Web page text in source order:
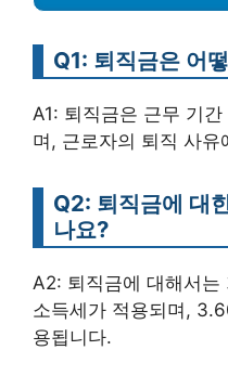
Q1: 퇴직금은 어
A1: 퇴직금은 근무 기
며, 근로자의 퇴직 사
Q2: 퇴직금에 대
나요?
A2: 퇴직금에 대해서는
소득세가 적용되며,
용됩니다.